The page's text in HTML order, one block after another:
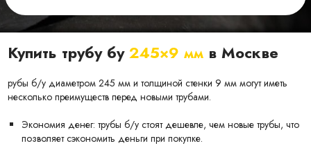
Купить трубу бу245×9 мм в Москве
рубы б/у диаметром 245 мм и толщиной стенки 9 мм могут иметь
несколько преимуществ перед новыми трубами.
Экономия денег: трубы б/у стоят дешевле, чем новые трубы, что
позволяет сэкономить деньги при покупке.